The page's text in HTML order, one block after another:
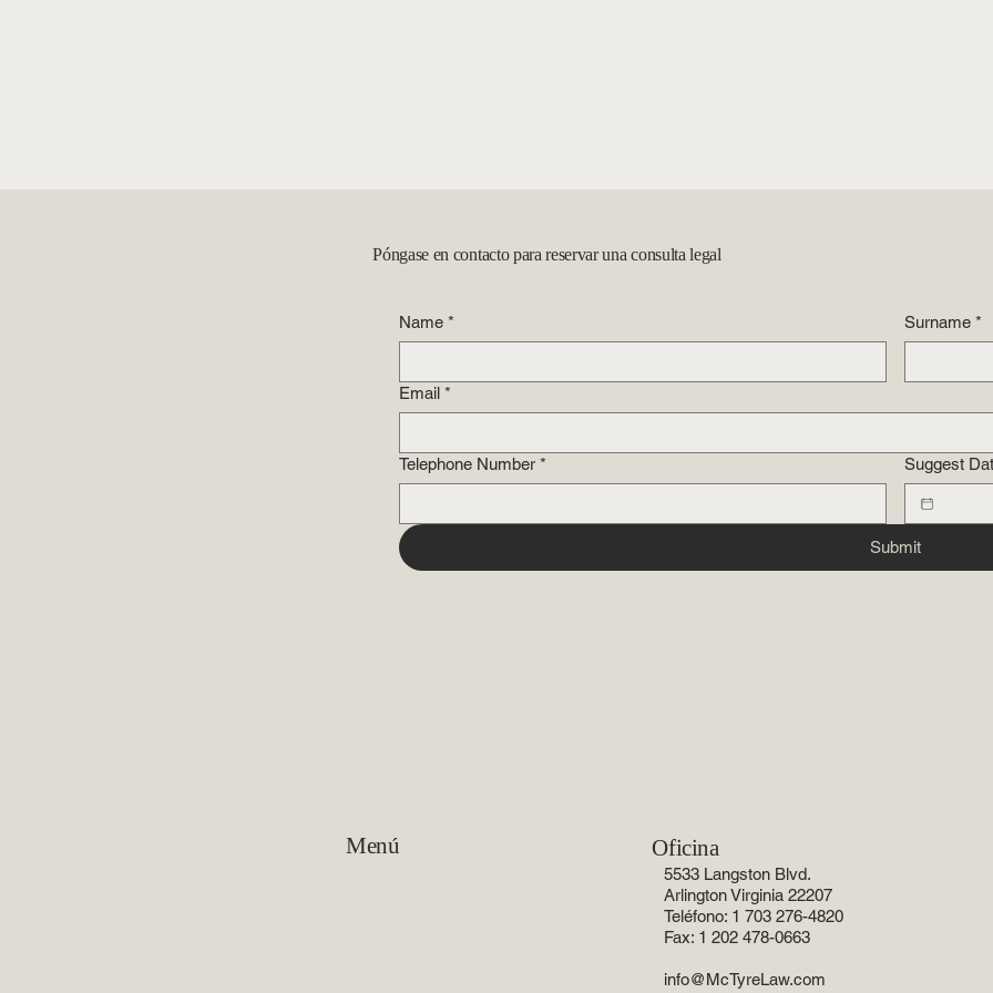
Póngase en contacto para reservar una consulta legal
Name * Surname *
Email *
Telephone Number * Suggest
Submit
Menú Oficina
5533 Langston Blvd.
Arlington Virginia 22207
Teléfono: 1 703 276-4820
Fax: 1 202 478-0663
info@McTyreLaw.com